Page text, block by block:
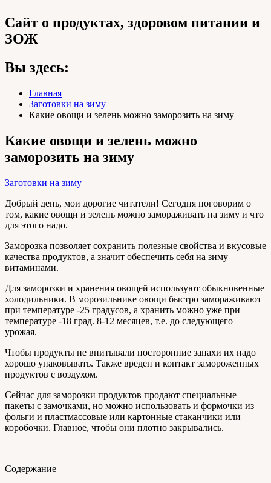
Сайт о продуктах, здоровом питании и
ЗОЖ
Вы здесь:
Главная
Заготовки на зиму
Какие овощи и зелень можно заморозить на зиму
Какие овощи и зелень можно
заморозить на зиму
Заготовки на зиму
Добрый день, мои дорогие читатели! Сегодня поговорим о
том, какие овощи и зелень можно замораживать на зиму и что
для этого надо.
Заморозка позволяет сохранить полезные свойства и вкусовые
качества продуктов, а значит обеспечить себя на зиму
витаминами.
Для заморозки и хранения овощей используют обыкновенные
холодильники. В морозильнике овощи быстро замораживают
при температуре -25 градусов, а хранить можно уже при
температуре -18 град. 8-12 месяцев, т.е. до следующего
урожая.
Чтобы продукты не впитывали посторонние запахи их надо
хорошо упаковывать. Также вреден и контакт замороженных
продуктов с воздухом.
Сейчас для заморозки продуктов продают специальные
пакеты с замочками, но можно использовать и формочки из
фольги и пластмассовые или картонные стаканчики или
коробочки. Главное, чтобы они плотно закрывались.
Содержание